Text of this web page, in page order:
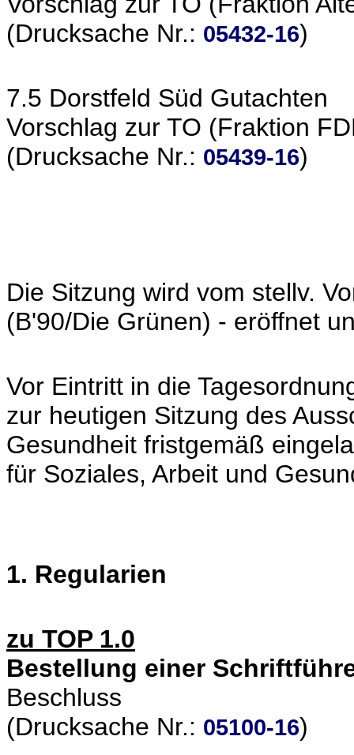
(Drucksache Nr.: 05432-16)
7.5 Dorstfeld Süd Gutachten
Vorschlag zur TO (Fraktion
(Drucksache Nr.: 05439-16)
Die Sitzung wird vom stellv.
(B'90/Die Grünen) - eröffnet
Vor Eintritt in die
zur heutigen Sitzung des
Gesundheit fristgemäß
für Soziales, Arbeit und
1. Regularien
zu TOP 1.0
Bestellung einer
Beschluss
(Drucksache Nr.: 05100-16)